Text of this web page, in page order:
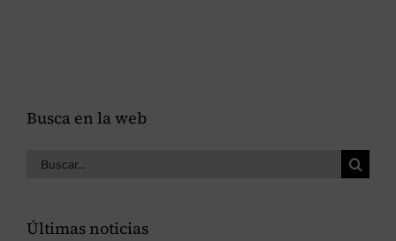
Busca en la web
Buscar:
Últimas noticias